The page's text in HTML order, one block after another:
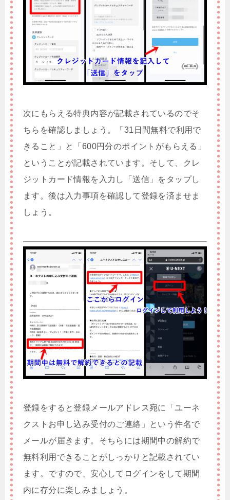
次にもらえる特典内容が記載されているのでそ
ちらを確認しましょう。「31日間無料で利用で
きること」と「600円分のポイントがもらえる」
ということが記載されています。そして、クレ
ジットカード情報を入力し「送信」をタップし
ます。後は入力事項を確認して登録を済ませま
しょう。
登録をすると登録メールアドレス宛に「ユーネ
クストお申し込み受付のご連絡」という件名で
メールが届きます。そちらには期間中の解約で
無料利用できることがしっかりと記載されてい
ます。ですので、安心してログインをして期間
内に存分に楽しみましょう。